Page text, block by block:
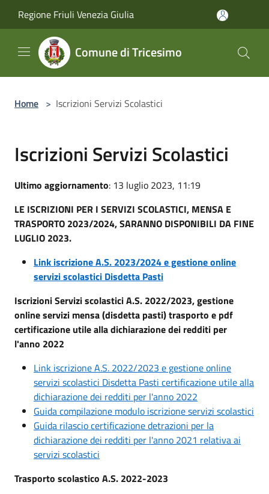
Regione Friuli Venezia Giulia
Comune di Tricesimo
Home > Iscrizioni Servizi Scolastici
Iscrizioni Servizi Scolastici
Ultimo aggiornamento: 13 luglio 2023, 11:19
LE ISCRIZIONI PER I SERVIZI SCOLASTICI, MENSA E
TRASPORTO 2023/2024, SARANNO DISPONIBILI DA FINE
LUGLIO 2023.
Link iscrizione A.S. 2023/2024 e gestione online
servizi scolastici Disdetta Pasti
Iscrizioni Servizi scolastici A.S. 2022/2023, gestione
online servizi mensa (disdetta pasti) trasporto e pdf
certificazione utile alla dichiarazione dei redditi per
l'anno 2022
Link iscrizione A.S. 2022/2023 e gestione online
servizi scolastici Disdetta Pasti certificazione utile alla
dichiarazione dei redditi per l'anno 2022
Guida compilazione modulo iscrizione servizi scolastici
Guida rilascio certificazione detrazioni per la
dichiarazione dei redditi per l'anno 2021 relativa ai
servizi scolastici
Trasporto scolastico A.S. 2022-2023